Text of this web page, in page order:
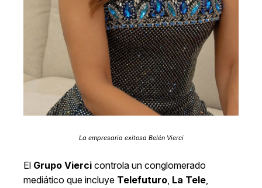
La empresaria exitosa Belén Vierci
El Grupo Vierci controla un conglomerado
mediático que incluye Telefuturo, La Tele,